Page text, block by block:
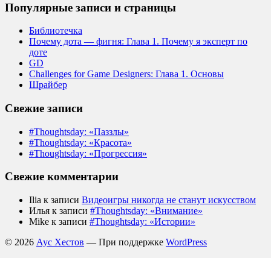
Популярные записи и страницы
Библиотечка
Почему дота — фигня: Глава 1. Почему я эксперт по
доте
GD
Challenges for Game Designers: Глава 1. Основы
Шрайбер
Свежие записи
#Thoughtsday: «Паззлы»
#Thoughtsday: «Красота»
#Thoughtsday: «Прогрессия»
Свежие комментарии
Ilia к записи Видеоигры никогда не станут искусством
Илья к записи #Thoughtsday: «Внимание»
Mike к записи #Thoughtsday: «Истории»
© 2026 Аус Хестов — При поддержке WordPress